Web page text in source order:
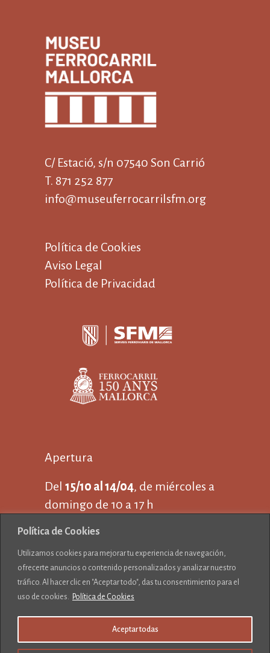
Política de Cookies
Utilizamos cookies para mejorar tu experiencia de navegación,
ofrecerte anuncios o contenido personalizados y analizar nuestro
tráfico. Al hacer clic en "Aceptar todo", das tu consentimiento para el
uso de cookies.
Política de Cookies
Aceptar todas
C/ Estació, s/n 07540 Son Carrió
T. 871 252 877
info@museuferrocarrilsfm.org
Política de Cookies
Aviso Legal
Política de Privacidad
Apertura
Del 15/10 al 14/04, de miércoles a
domingo de 10 a 17 h
de viernes a domingo de 10 a 19 h
Cerrado 25 de diciembre y 1 de
enero